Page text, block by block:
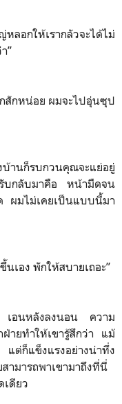
ลอกให้เรากลัวจะได้ไม่
”
สักหน่อย ผมจะไปอุ่นซุป
านก็รบกวนคุณจะแย่อยู่
บกลับมาคือ หน้ามืดจน
ผมไม่เคยเป็นแบบนี้มา
เอง พักให้สบายเถอะ”
เอนหลังลงนอน ความ
ายทำให้เขารู้สึกว่า แม้
ต่ก็แข็งแรงอย่างน่าทึ่ง
ามารถพาเขามาถึงที่นี่
ดียว